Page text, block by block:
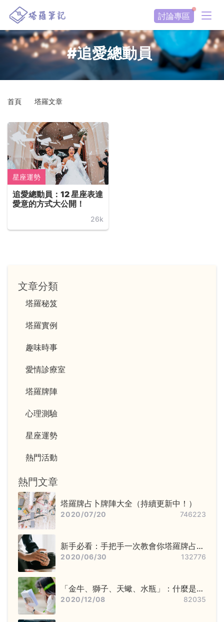
討論專區
#追愛總動員
首頁 塔羅文章
星座運勢
追愛總動員：12 星座表達
愛意的方式大公開！
26k
文章分類
塔羅秘笈
塔羅實例
趣味時事
愛情診療室
塔羅牌陣
心理測驗
星座運勢
熱門活動
熱門文章
塔羅牌占卜牌陣大全（持續更新中！）
2020/07/20 746223
新手必看：手把手一次教會你塔羅牌占卜
步驟——洗牌＋切牌、抽牌、排牌陣！
2020/06/30 132776
「金牛、獅子、天蠍、水瓶」：什麼是固
定星座，他們又該怎麼追？
2020/12/08 82035